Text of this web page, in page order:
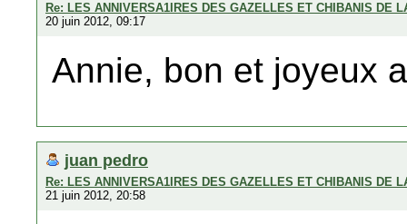
Re: LES ANNIVERSA1IRES DES GAZELLES ET CHIBANIS DE
20 juin 2012, 09:17
Annie, bon et joyeux
juan pedro
Re: LES ANNIVERSA1IRES DES GAZELLES ET CHIBANIS DE
21 juin 2012, 20:58